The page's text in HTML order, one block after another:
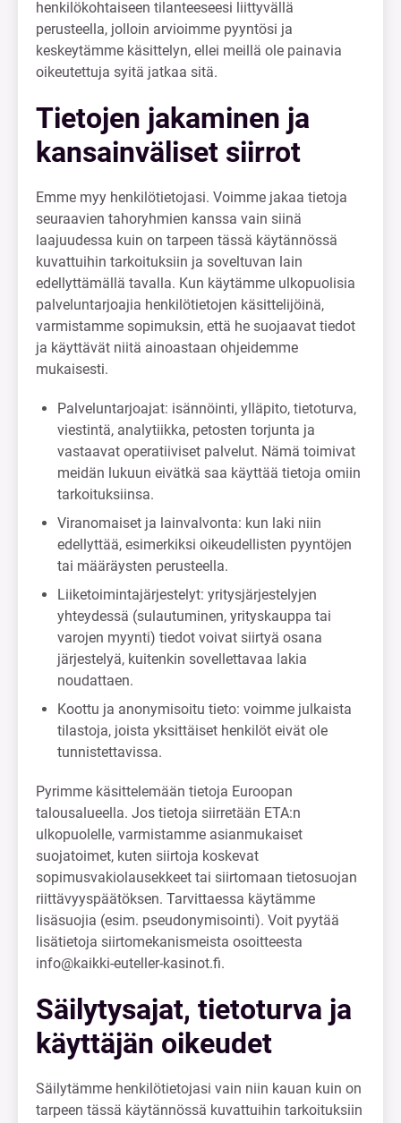
henkilökohtaiseen tilanteeseesi liittyvällä
perusteella, jolloin arvioimme pyyntösi ja
keskeytämme käsittelyn, ellei meillä ole painavia
oikeutettuja syitä jatkaa sitä.
Tietojen jakaminen ja
kansainväliset siirrot
Emme myy henkilötietojasi. Voimme jakaa tietoja
seuraavien tahoryhmien kanssa vain siinä
laajuudessa kuin on tarpeen tässä käytännössä
kuvattuihin tarkoituksiin ja soveltuvan lain
edellyttämällä tavalla. Kun käytämme ulkopuolisia
palveluntarjoajia henkilötietojen käsittelijöinä,
varmistamme sopimuksin, että he suojaavat tiedot
ja käyttävät niitä ainoastaan ohjeidemme
mukaisesti.
Palveluntarjoajat: isännöinti, ylläpito, tietoturva,
viestintä, analytiikka, petosten torjunta ja
vastaavat operatiiviset palvelut. Nämä toimivat
meidän lukuun eivätkä saa käyttää tietoja omiin
tarkoituksiinsa.
Viranomaiset ja lainvalvonta: kun laki niin
edellyttää, esimerkiksi oikeudellisten pyyntöjen
tai määräysten perusteella.
Liiketoimintajärjestelyt: yritysjärjestelyjen
yhteydessä (sulautuminen, yrityskauppa tai
varojen myynti) tiedot voivat siirtyä osana
järjestelyä, kuitenkin sovellettavaa lakia
noudattaen.
Koottu ja anonymisoitu tieto: voimme julkaista
tilastoja, joista yksittäiset henkilöt eivät ole
tunnistettavissa.
Pyrimme käsittelemään tietoja Euroopan
talousalueella. Jos tietoja siirretään ETA:n
ulkopuolelle, varmistamme asianmukaiset
suojatoimet, kuten siirtoja koskevat
sopimusvakiolausekkeet tai siirtomaan tietosuojan
riittävyyspäätöksen. Tarvittaessa käytämme
lisäsuojia (esim. pseudonymisointi). Voit pyytää
lisätietoja siirtomekanismeista osoitteesta
info@kaikki-euteller-kasinot.fi.
Säilytysajat, tietoturva ja
käyttäjän oikeudet
Säilytämme henkilötietojasi vain niin kauan kuin on
tarpeen tässä käytännössä kuvattuihin tarkoituksiin